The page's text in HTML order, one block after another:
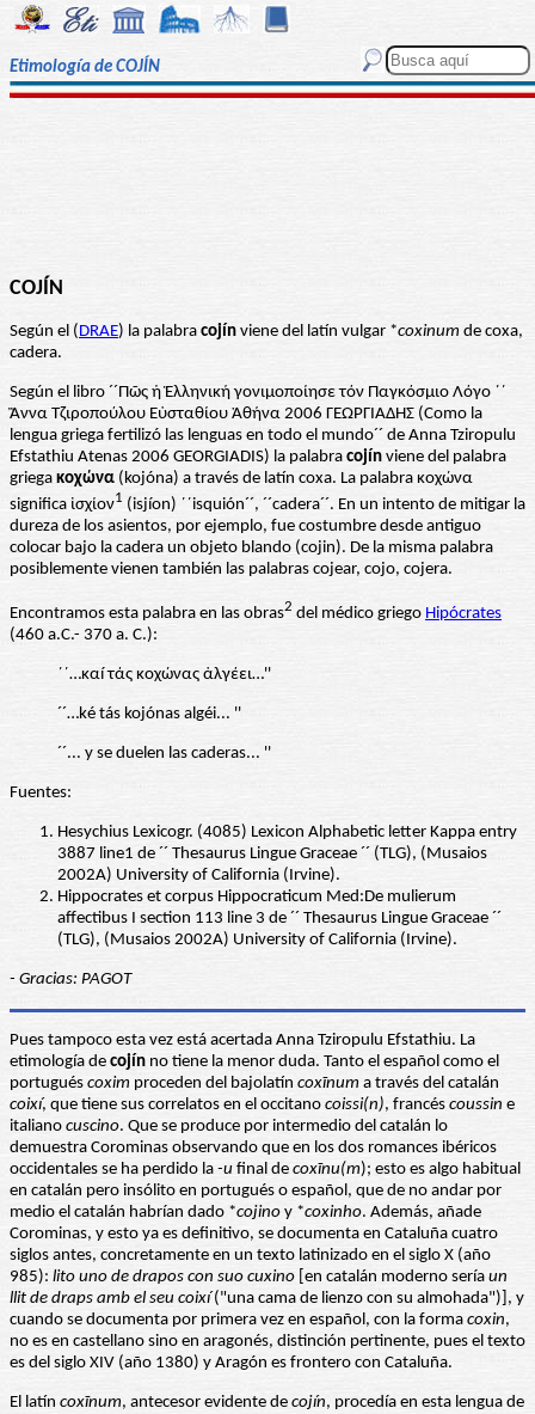
Etimología de COJÍN
COJÍN
Según el (DRAE) la palabra cojín viene del latín vulgar *coxinum de coxa,
cadera.
Según el libro ´´Πῶς ἡ Ἑλληνική γονιμοποίησε τόν Παγκόσμιο Λόγο ´´
Ἂννα Τζιροπούλου Εὐσταθίου Ἀθήνα 2006 ΓΕΩΡΓΙΑΔΗΣ (Como la
lengua griega fertilizó las lenguas en todo el mundo´´ de Anna Tziropulu
Efstathiu Atenas 2006 GEORGIADIS) la palabra cojín viene del palabra
griega κοχώνα (kojóna) a través de latín coxa. La palabra κοχώνα
significa ἰσχίον1 (isjíon) ´´isquión´´, ´´cadera´´. En un intento de mitigar la
dureza de los asientos, por ejemplo, fue costumbre desde anti­guo
colocar bajo la cadera un objeto blando (cojin). De la misma palabra
posiblemente vienen también las palabras cojear, cojo, cojera.
Encontramos esta palabra en las obras2 del médico griego Hipócrates
(460 a.C.- 370 a. C.):
´´…καí τάς κοχώνας ἀλγέει…''
´´…ké tás kojónas algéi... ''
´´... y se duelen las caderas... ''
Fuentes:
Hesychius Lexicogr. (4085) Lexicon Alphabetic letter Kappa entry
3887 line1 de ´´ Thesaurus Lingue Graceae ´´ (TLG), (Musaios
2002A) University of California (Irvine).
Hippocrates et corpus Hippocraticum Med:De mulierum
affectibus I section 113 line 3 de ´´ Thesaurus Lingue Graceae ´´
(TLG), (Musaios 2002A) University of California (Irvine).
- Gracias: PAGOT
Pues tampoco esta vez está acertada Anna Tziropulu Efstathiu. La
etimología de cojín no tiene la menor duda. Tanto el español como el
portugués coxim proceden del bajolatín coxīnum a través del catalán
coixí, que tiene sus correlatos en el occitano coissi(n), francés coussin e
italiano cuscino. Que se produce por intermedio del catalán lo
demuestra Corominas observando que en los dos romances ibéricos
occidentales se ha perdido la -u final de coxīnu(m); esto es algo habitual
en catalán pero insólito en portugués o español, que de no andar por
medio el catalán habrían dado *cojino y *coxinho. Además, añade
Corominas, y esto ya es definitivo, se documenta en Cataluña cuatro
siglos antes, concretamente en un texto latinizado en el siglo X (año
985): lito uno de drapos con suo cuxino [en catalán moderno sería un
llit de draps amb el seu coixí("una cama de lienzo con su almohada")], y
cuando se documenta por primera vez en español, con la forma coxin,
no es en castellano sino en aragonés, distinción pertinente, pues el texto
es del siglo XIV (año 1380) y Aragón es frontero con Cataluña.
El latín coxīnum, antecesor evidente de cojín, procedía en esta lengua de